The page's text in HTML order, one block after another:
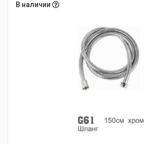
В наличии